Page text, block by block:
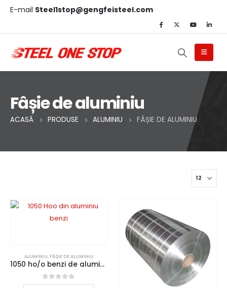
E-mail Steel1stop@gengfeisteel.com
Fâșie de aluminiu
ACASĂ PRODUSE ALUMINIU FÂȘIE DE ALUMINIU
ALUMINIU, FÂȘIE DE ALUMINIU
1050 ho/o benzi de aluminiu
0din 5